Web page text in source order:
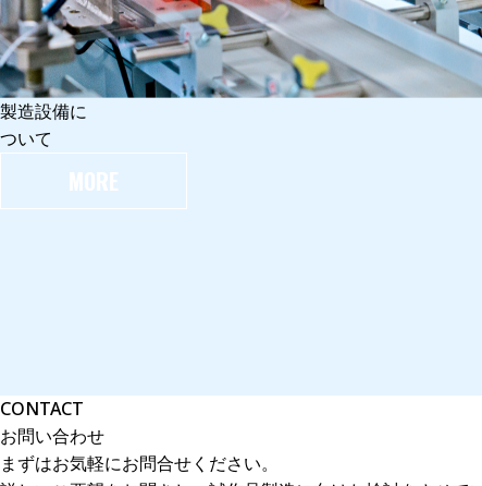
製造設備に
ついて
MORE
CONTACT
お問い合わせ
まずはお気軽にお問合せください。